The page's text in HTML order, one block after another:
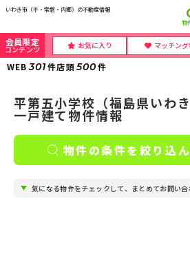
いわき市（平・常磐・内郷）の不動産情報
物
会員限定
コンテンツ お気に入り マッチン
WEB 301件店頭500件
平第五小学校（福島県いわ
一戸建て物件情報
物件の条件を絞り込
気になる物件をチェックして、まとめてお問い合